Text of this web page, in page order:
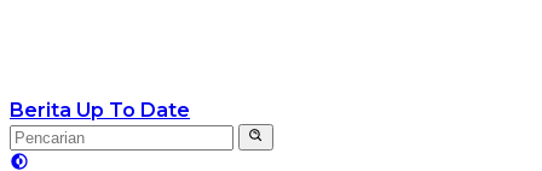
Berita Up To Date